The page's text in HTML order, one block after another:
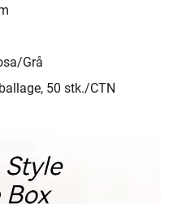
Grå
50 stk./CTN